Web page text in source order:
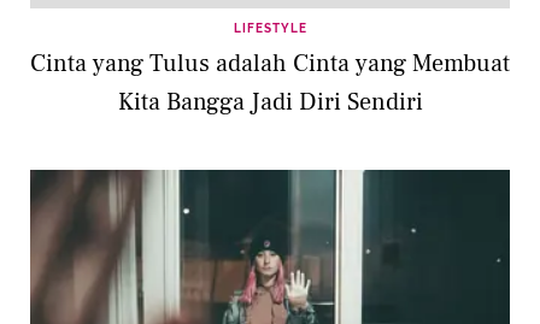
LIFESTYLE
Cinta yang Tulus adalah Cinta yang Membuat
Kita Bangga Jadi Diri Sendiri